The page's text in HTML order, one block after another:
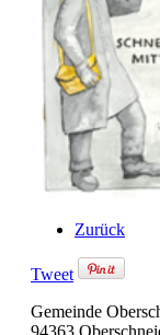
Zurück
Tweet
Gemeinde